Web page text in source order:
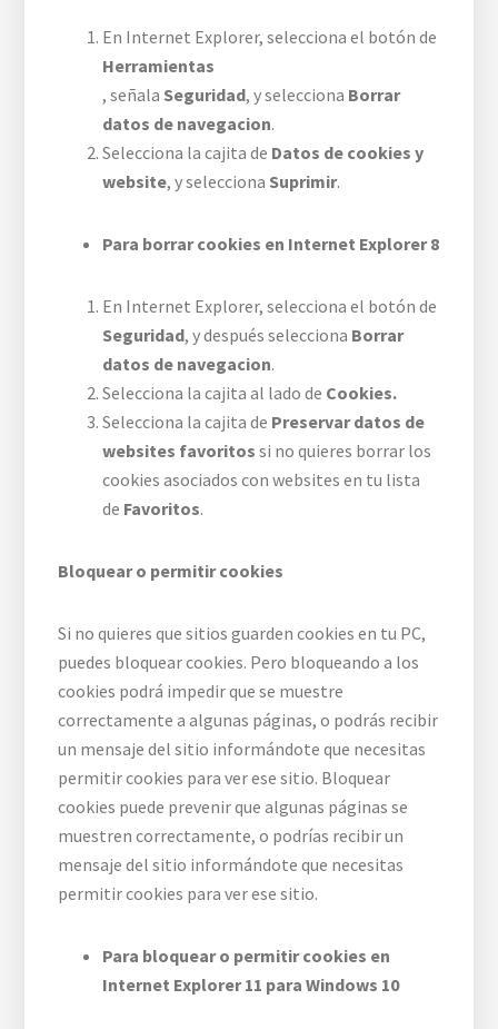
En Internet Explorer, selecciona el botón de
Herramientas
, señala Seguridad, y selecciona Borrar
datos de navegacion.
Selecciona la cajita de Datos de cookies y
website, y selecciona Suprimir.
Para borrar cookies en Internet Explorer 8
En Internet Explorer, selecciona el botón de
Seguridad, y después selecciona Borrar
datos de navegacion.
Selecciona la cajita al lado de Cookies.
Selecciona la cajita de Preservar datos de
websites favoritossi no quieres borrar los
cookies asociados con websites en tu lista
de Favoritos.
Bloquear o permitir cookies
Si no quieres que sitios guarden cookies en tu PC,
puedes bloquear cookies. Pero bloqueando a los
cookies podrá impedir que se muestre
correctamente a algunas páginas, o podrás recibir
un mensaje del sitio informándote que necesitas
permitir cookies para ver ese sitio. Bloquear
cookies puede prevenir que algunas páginas se
muestren correctamente, o podrías recibir un
mensaje del sitio informándote que necesitas
permitir cookies para ver ese sitio.
Para bloquear o permitir cookies en
Internet Explorer 11 para Windows 10